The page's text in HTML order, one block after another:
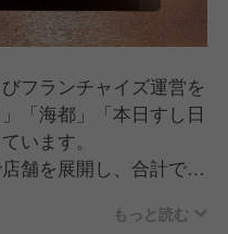
フランチャイズ運営を
「海都」「本日すし日
います。
舗を展開し、合計で直
もっと読む